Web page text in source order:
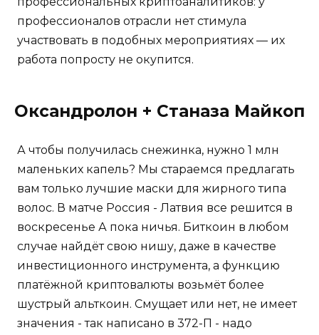
профессионалов отрасли нет стимула
участвовать в подобных мероприятиях — их
работа попросту не окупится.
Оксандролон + Станаза Майкоп
А чтобы получилась снежинка, нужно 1 млн
маленьких капель? Мы стараемся предлагать
вам только лучшие маски для жирного типа
волос. В матче Россия - Латвия все решится в
воскресенье А пока ничья. Биткоин в любом
случае найдёт свою нишу, даже в качестве
инвестиционного инструмента, а функцию
платёжной криптовалюты возьмёт более
шустрый альткоин. Смущает или нет, не имеет
значения - так написано в 372-П - надо